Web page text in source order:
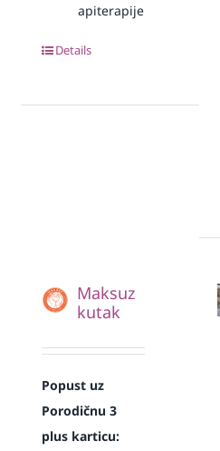
apiterapije
Details
Maksuz
kutak
Popust uz
Porodičnu 3
plus karticu: